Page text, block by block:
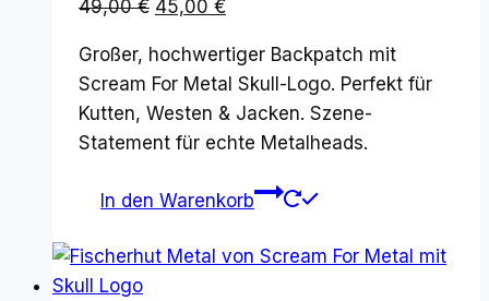
49,00€ Ursprünglicher
war:
49,00 €
45,00 €Aktueller
ist:
45,00 €.
Großer, hochwertiger Backpatch mit
Scream For Metal Skull-Logo. Perfekt für
Kutten, Westen & Jacken. Szene-
Statement für echte Metalheads.
In den Warenkorb